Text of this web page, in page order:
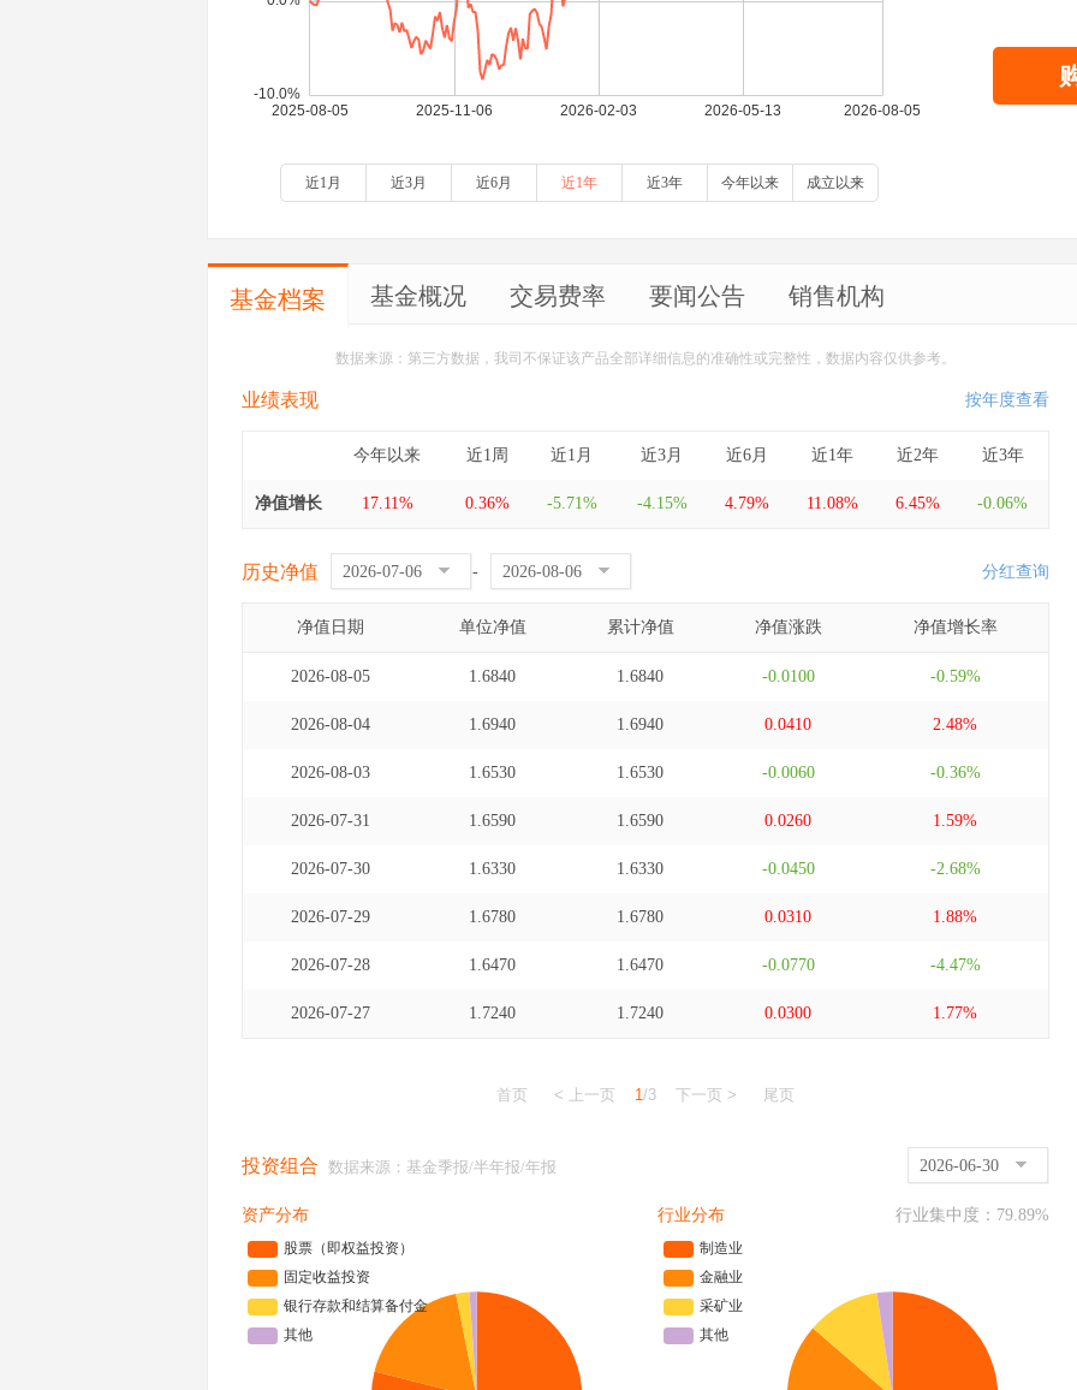
近1月 近3月 近6月 近1年 近3年 今年以来 成立以来
基金档案 基金概况 交易费率 要闻公告 销售机构
数据来源：第三方数据，我司不保证该产品全部详细信息的准确性或完整性，数据内容仅供参考。
业绩表现 按年度查看
今年以来 近1周 近1月 近3月 近6月 近1年 近2年 近3年
净值增长 17.11% 0.36% -5.71% -4.15% 4.79% 11.08% 6.45% -0.06%
历史净值 - 分红查询
净值日期 单位净值 累计净值 净值涨跌 净值增长率
2026-08-05 1.6840 1.6840 -0.0100 -0.59%
2026-08-04 1.6940 1.6940 0.0410 2.48%
2026-08-03 1.6530 1.6530 -0.0060 -0.36%
2026-07-31 1.6590 1.6590 0.0260 1.59%
2026-07-30 1.6330 1.6330 -0.0450 -2.68%
2026-07-29 1.6780 1.6780 0.0310 1.88%
2026-07-28 1.6470 1.6470 -0.0770 -4.47%
2026-07-27 1.7240 1.7240 0.0300 1.77%
首页 < 上一页 1/3 下一页 > 尾页
投资组合 数据来源：基金季报/半年报/年报 2026-06-30
资产分布 行业分布 行业集中度： 79.89%